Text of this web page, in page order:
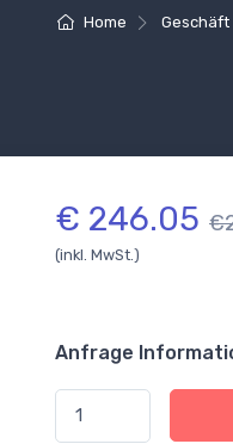
Home Geschäft
€ 246.05
(inkl. MwSt.)
Anfrage